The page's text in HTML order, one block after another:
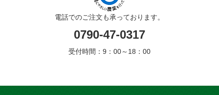
電話でのご注文も承っております。
0790-47-0317
受付時間：9：00～18：00